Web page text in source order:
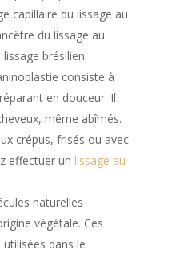
capillaire du lissage au
du lissage au
brésilien.
consiste à
en douceur. Il
même abîmés.
crépus, frisés ou avec
effectuer un lissage au
naturelles
végétale. Ces
dans le